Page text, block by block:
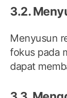
3.2.
Menyusun
fokus pada
dapat